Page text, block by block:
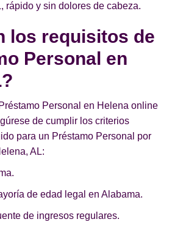
rápido y sin dolores de cabeza.
los requisitos de
Personal en
Personal en Helena online
de cumplir los criterios
para un Préstamo Personal por
AL:
de edad legal en Alabama.
de ingresos regulares.